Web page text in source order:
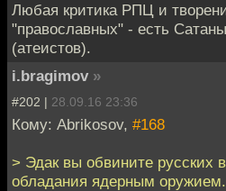
Любая критика РПЦ и
"православных" - есть
(атеистов).
i.bragimov »
#202 | 28.09.16 23:36
Кому: Abrikosov, #168
> Эдак вы обвините русских
обладания ядерным оружием.